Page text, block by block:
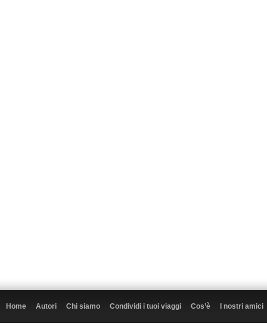
Home Autori Chi siamo Condividi i tuoi viaggi Cos’è I nostri amici